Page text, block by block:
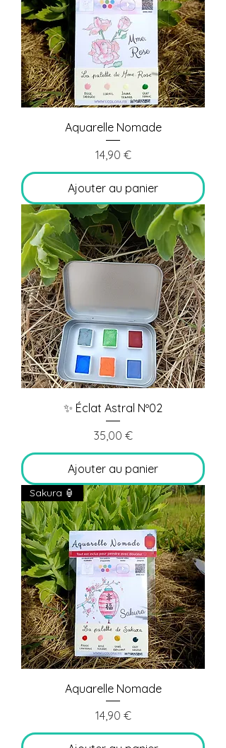
Aquarelle Nomade
Prix
14,90 €
Ajouter au panier
✨ Éclat Astral Nº02
Prix
35,00 €
Ajouter au panier
Sakura 🏮
Aquarelle Nomade
Prix
14,90 €